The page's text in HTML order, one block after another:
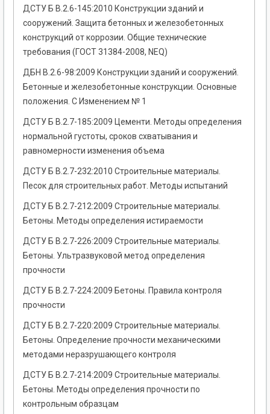
ДСТУ Б В.2.6-145:2010 Конструкции зданий и
сооружений. Защита бетонных и железобетонных
конструкций от коррозии. Общие технические
требования (ГОСТ 31384-2008, NEQ)
ДБН В.2.6-98:2009 Конструкции зданий и сооружений.
Бетонные и железобетонные конструкции. Основные
положения. С Изменением № 1
ДСТУ Б В.2.7-185:2009 Цементи. Методы определения
нормальной густоты, сроков схватывания и
равномерности изменения объема
ДСТУ Б В.2.7-232:2010 Строительные материалы.
Песок для строительных работ. Методы испытаний
ДСТУ Б В.2.7-212:2009 Строительные материалы.
Бетоны. Методы определения истираемости
ДСТУ Б В.2.7-226:2009 Строительные материалы.
Бетоны. Ультразвуковой метод определения
прочности
ДСТУ Б В.2.7-224:2009 Бетоны. Правила контроля
прочности
ДСТУ Б В.2.7-220:2009 Строительные материалы.
Бетоны. Определение прочности механическими
методами неразрушающего контроля
ДСТУ Б В.2.7-214:2009 Строительные материалы.
Бетоны. Методы определения прочности по
контрольным образцам